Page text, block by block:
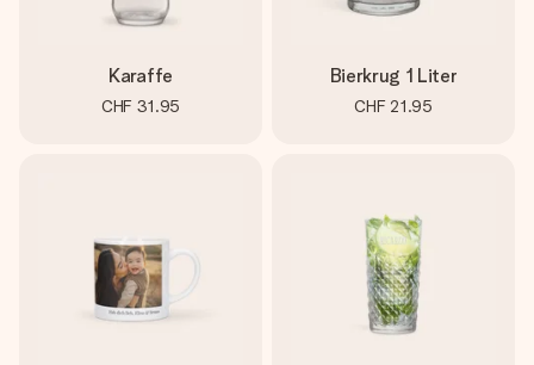
Karaffe
CHF 31.95
Bierkrug 1 Liter
CHF 21.95